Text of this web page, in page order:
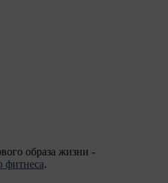
образа жизни -
фитнеса.